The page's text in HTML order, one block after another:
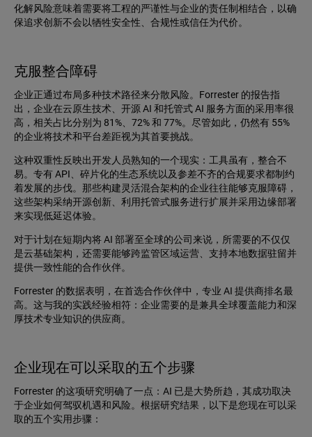
化解风险意味着需要将工程的严谨性与企业的责任制相结合，以确
保追求创新不会以牺牲安全性、合规性或信任为代价。
克服整合障碍
企业正通过布局多种技术路径来分散风险。Forrester 的报告指
出，企业在云原生技术、开源 AI 和托管式 AI 服务方面的采用率很
高，相关占比分别为 81%、72% 和 77%。尽管如此，仍然有 55%
的企业将技术和平台差距视为其首要挑战。
这种双重性反映出开发人员熟知的一个现实：工具虽有，整合不
易。专有 API、碎片化的生态系统以及参差不齐的合规要求都制约
着发展的步伐。那些构建灵活混合架构的企业往往能够克服障碍，
这些架构采纳开源创新、利用托管式服务进行扩展并采用边缘部署
来实现低延迟体验。
对于计划在短期内将 AI 部署至全球的公司来说，所需要的不仅仅
是云基础架构，还需要能够跨监管区域运营、支持本地数据驻留并
提供一致性能的合作伙伴。
Forrester 的数据表明，在首选合作伙伴中，专业 AI 提供商排名最
高。这与我的实践经验相符：企业需要的是兼具全球覆盖能力和深
厚技术专业知识的供应商。
企业现在可以采取的五个步骤
Forrester 的这项研究明确了一点：AI 已是大势所趋，其成功取决
于企业如何驾驭机遇和风险。根据研究结果，以下是您现在可以采
取的五个实用步骤：